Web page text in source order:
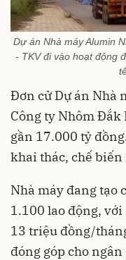
Dự án Nhà máy Alumin
- TKV đi vào hoạt động
Đơn cử Dự án Nhà
Công ty Nhôm Đắk
gần 17.000 tỷ
khai thác, chế
Nhà máy đang tạo
1.100 lao động,
13 triệu đồng/
đóng góp cho